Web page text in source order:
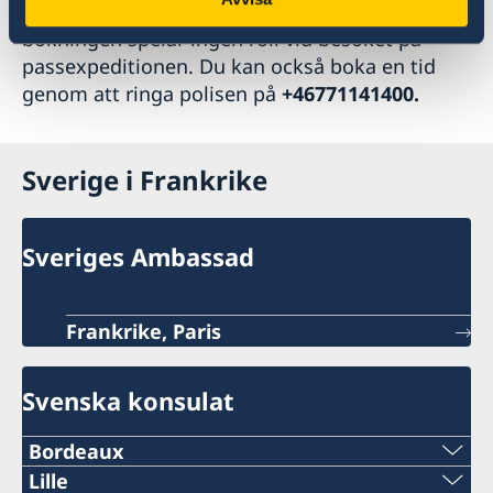
ombudets personuppgifter som syns i
bokningen spelar ingen roll vid besöket på
passexpeditionen. Du kan också boka en tid
genom att ringa polisen på +46771141400.
Sverige i Frankrike
Sveriges Ambassad
Frankrike, Paris
Svenska konsulat
Bordeaux
Telefon:
Lille